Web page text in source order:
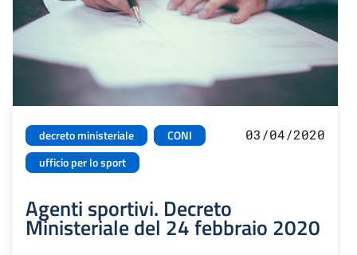
decreto ministeriale
CONI
ufficio per lo sport
03/04/2020
Agenti sportivi. Decreto
Ministeriale del 24 febbraio 2020